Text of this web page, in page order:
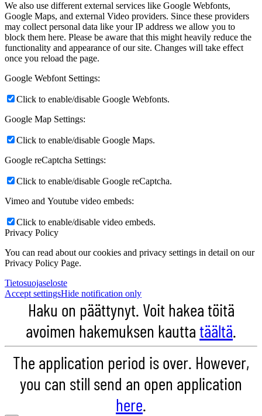
We also use different external services like Google Webfonts,
Google Maps, and external Video providers. Since these providers
may collect personal data like your IP address we allow you to
block them here. Please be aware that this might heavily reduce the
functionality and appearance of our site. Changes will take effect
once you reload the page.
Google Webfont Settings:
Click to enable/disable Google Webfonts.
Google Map Settings:
Click to enable/disable Google Maps.
Google reCaptcha Settings:
Click to enable/disable Google reCaptcha.
Vimeo and Youtube video embeds:
Click to enable/disable video embeds.
Privacy Policy
You can read about our cookies and privacy settings in detail on our
Privacy Policy Page.
Tietosuojaseloste
Accept settingsHide notification only
Haku on päättynyt. Voit hakea töitä
avoimen hakemuksen kauttatäältä.
The application period is over. However,
you can still send an open application
here.